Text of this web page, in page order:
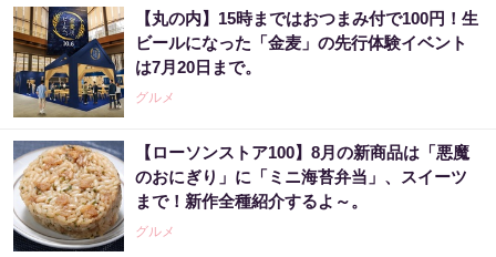
【丸の内】15時まではおつまみ付で100円！生
ビールになった「金麦」の先行体験イベント
は7月20日まで。
グルメ
【ローソンストア100】8月の新商品は「悪魔
のおにぎり」に「ミニ海苔弁当」、スイーツ
まで！新作全種紹介するよ～。
グルメ